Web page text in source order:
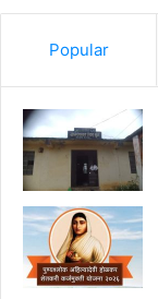
Popular